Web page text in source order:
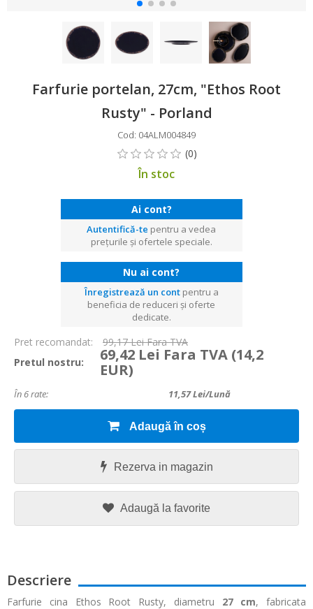
Farfurie portelan, 27cm, "Ethos Root
Rusty" - Porland
Cod: 04ALM004849
În stoc
Ai cont?
Autentifică-te pentru a vedea
prețurile și ofertele speciale.
Nu ai cont?
Înregistrează un contpentru a
beneficia de reduceri și oferte
dedicate.
Pret recomandat:
99,17 Lei Fara TVA
Pretul nostru:
69,42 Lei Fara TVA (14,2
EUR)
În 6 rate: 11,57Lei/lună
Adaugă în coș
Rezerva in magazin
Adaugă la favorite
Descriere
Farfurie cina Ethos Root Rusty, diametru 27 cm, fabricata